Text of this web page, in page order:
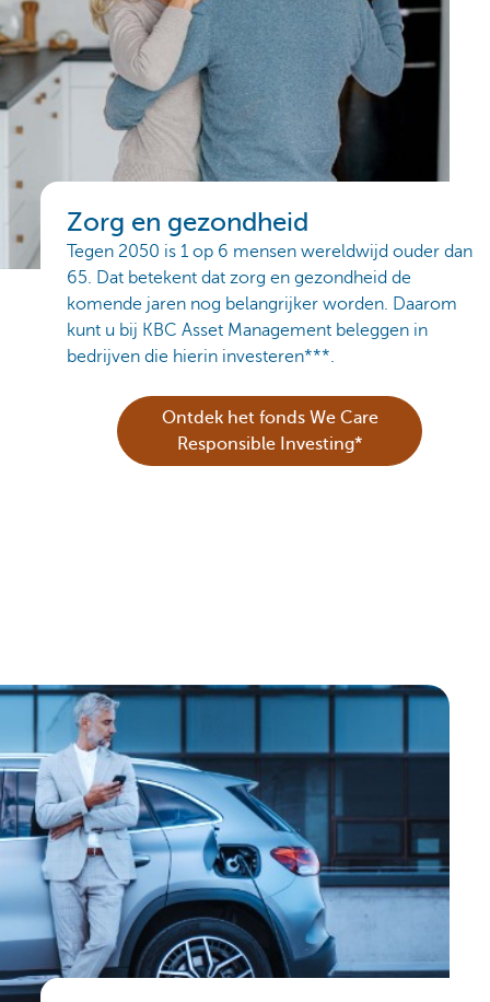
Zorg en gezondheid
Tegen 2050 is 1 op 6 mensen wereldwijd ouder dan
65. Dat betekent dat zorg en gezondheid de
komende jaren nog belangrijker worden. Daarom
kunt u bij KBC Asset Management beleggen in
bedrijven die hierin investeren***.
Ontdek het fonds We Care
Responsible Investing*